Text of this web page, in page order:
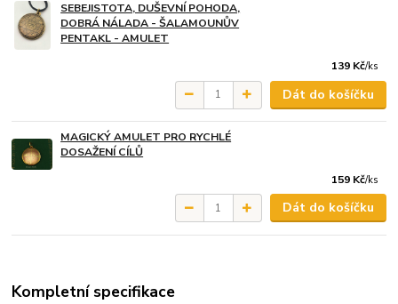
SEBEJISTOTA, DUŠEVNÍ POHODA,
DOBRÁ NÁLADA - ŠALAMOUNŮV
PENTAKL - AMULET
139 Kč/ks
Dát do košíčku
MAGICKÝ AMULET PRO RYCHLÉ
DOSAŽENÍ CÍLŮ
159 Kč/ks
Dát do košíčku
Kompletní specifikace